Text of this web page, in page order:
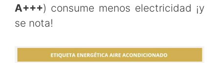
A+++) consume menos electricidad ¡y
se nota!